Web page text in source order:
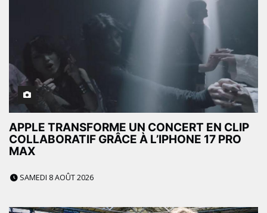
APPLE TRANSFORME UN CONCERT EN CLIP
COLLABORATIF GRÂCE À L’IPHONE 17 PRO
MAX
SAMEDI 8 AOÛT 2026